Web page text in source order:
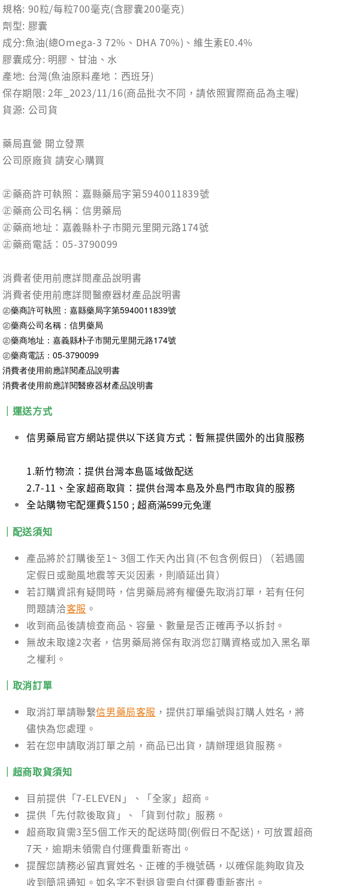
規格: 90粒/每粒700毫克(含膠囊200毫克)
劑型: 膠囊
成分:魚油(總Omega-3 72%、DHA 70%)、維生素E0.4%
膠囊成分: 明膠、甘油、水
產地: 台灣(魚油原料產地：西班牙)
保存期限: 2年_2023/11/16(商品批次不同，請依照實際商品為主喔)
貨源: 公司貨
藥局直營 開立發票
公司原廠貨 請安心購買
㊣藥商許可執照：嘉縣藥局字第5940011839號
㊣藥商公司名稱：信男藥局
㊣藥商地址：嘉義縣朴子市開元里開元路174號
㊣藥商電話：05-3790099
消費者使用前應詳閱產品說明書
消費者使用前應詳閱醫療器材產品說明書
㊣藥商許可執照：嘉縣藥局字第5940011839號
㊣藥商公司名稱：信男藥局
㊣藥商地址：嘉義縣朴子市開元里開元路174號
㊣藥商電話：05-3790099
消費者使用前應詳閱產品說明書
消費者使用前應詳閱醫療器材產品說明書
｜運送方式
信男藥局官方網站提供以下送貨方式：暫無提供國外的出貨服務
1.新竹物流：提供台灣本島區域做配送
2.7-11、全家超商取貨：提供台灣本島及外島門市取貨的服務
全站購物宅配運費$150 ; 超商滿599元免運
｜配送須知
產品將於訂購後至1~ 3個工作天內出貨(不包含例假日) （若遇國
定假日或颱風地震等天災因素，則順延出貨）
若訂購資訊有疑問時，信男藥局將有權優先取消訂單，若有任何
問題請洽客服 。
收到商品後請檢查商品、容量、數量是否正確再予以拆封。
無故未取達2次者，信男藥局將保有取消您訂購資格或加入黑名單
之權利。
｜取消訂單
取消訂單請聯繫信男藥局客服 ，提供訂單編號與訂購人姓名，將
儘快為您處理。
若在您申請取消訂單之前，商品已出貨，請辦理退貨服務。
｜超商取貨須知
目前提供「7-ELEVEN」、「全家」超商。
提供「先付款後取貨」、「貨到付款」服務。
超商取貨需3至5個工作天的配送時間(例假日不配送)，可放置超商
7天，逾期未領需自付運費重新寄出。
提醒您請務必留真實姓名、正確的手機號碼，以確保能夠取貨及
收到簡訊通知。如名字不對退貨需自付運費重新寄出。